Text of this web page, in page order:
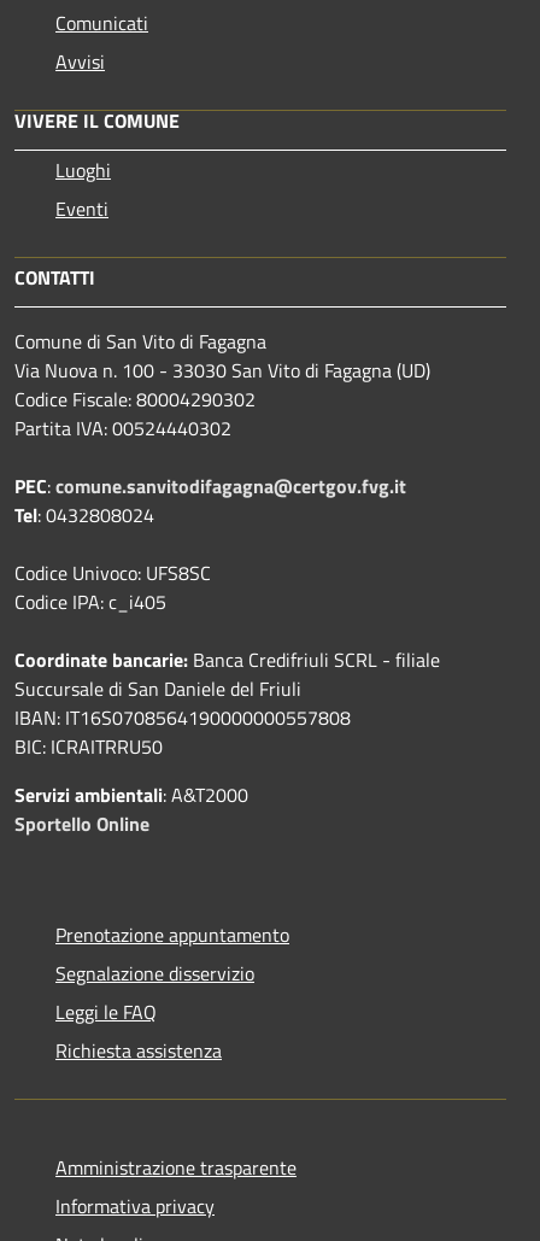
Comunicati
Avvisi
VIVERE IL COMUNE
Luoghi
Eventi
CONTATTI
Comune di San Vito di Fagagna
Via Nuova n. 100 - 33030 San Vito di Fagagna (UD)
Codice Fiscale: 80004290302
Partita IVA: 00524440302
PEC:comune.sanvitodifagagna@certgov.fvg.it
Tel: 0432808024
Codice Univoco: UFS8SC
Codice IPA: c_i405
Coordinate bancarie: Banca Credifriuli SCRL - filiale
Succursale di San Daniele del Friuli
IBAN: IT16S0708564190000000557808
BIC: ICRAITRRU50
Servizi ambientali: A&T2000
Sportello Online
Prenotazione appuntamento
Segnalazione disservizio
Leggi le FAQ
Richiesta assistenza
Amministrazione trasparente
Informativa privacy